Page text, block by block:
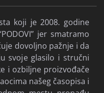
koji je 2008. godine
jer smatramo
dovoljno pažnje i da
svoje glasilo i stručni
i ozbiljne proizvođače
našeg časopisa i